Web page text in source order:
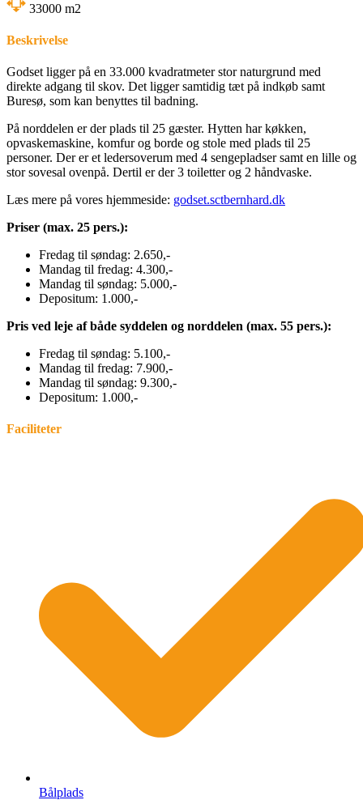
33000 m2
Beskrivelse
Godset ligger på en 33.000 kvadratmeter stor naturgrund med
direkte adgang til skov. Det ligger samtidig tæt på indkøb samt
Buresø, som kan benyttes til badning.
På norddelen er der plads til 25 gæster. Hytten har køkken,
opvaskemaskine, komfur og borde og stole med plads til 25
personer. Der er et ledersoverum med 4 sengepladser samt en lille og
stor sovesal ovenpå. Dertil er der 3 toiletter og 2 håndvaske.
Læs mere på vores hjemmeside: godset.sctbernhard.dk
Priser (max. 25 pers.):
Fredag til søndag: 2.650,-
Mandag til fredag: 4.300,-
Mandag til søndag: 5.000,-
Depositum: 1.000,-
Pris ved leje af både syddelen og norddelen (max. 55 pers.):
Fredag til søndag: 5.100,-
Mandag til fredag: 7.900,-
Mandag til søndag: 9.300,-
Depositum: 1.000,-
Faciliteter
Bålplads